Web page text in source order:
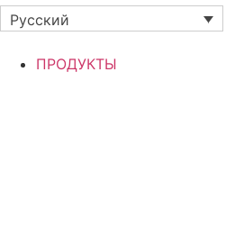
Русский
ПРОДУКТЫ